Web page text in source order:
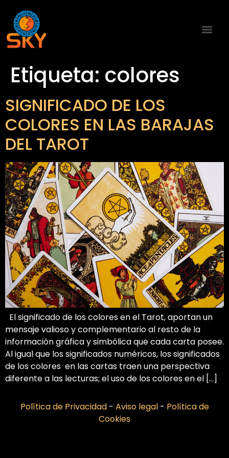
Etiqueta: colores
SIGNIFICADO DE LOS
COLORES EN LAS BARAJAS
DEL TAROT
El significado de los colores en el Tarot, aportan un
mensaje valioso y complementario al resto de la
información gráfica y simbólica que cada carta posee.
Al igual que los significados numéricos, los significados
de los colores en las cartas traen una perspectiva
diferente a las lecturas; el uso de los colores en el […]
Política de Privacidad - Aviso legal - Política de
Cookies